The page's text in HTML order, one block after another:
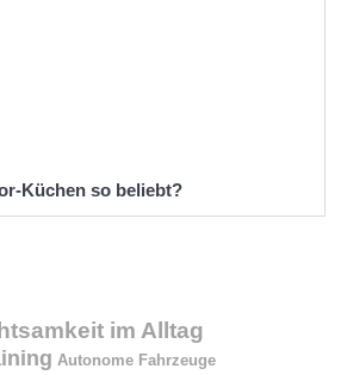
Küchen so beliebt?
im Alltag
Autonome Fahrzeuge